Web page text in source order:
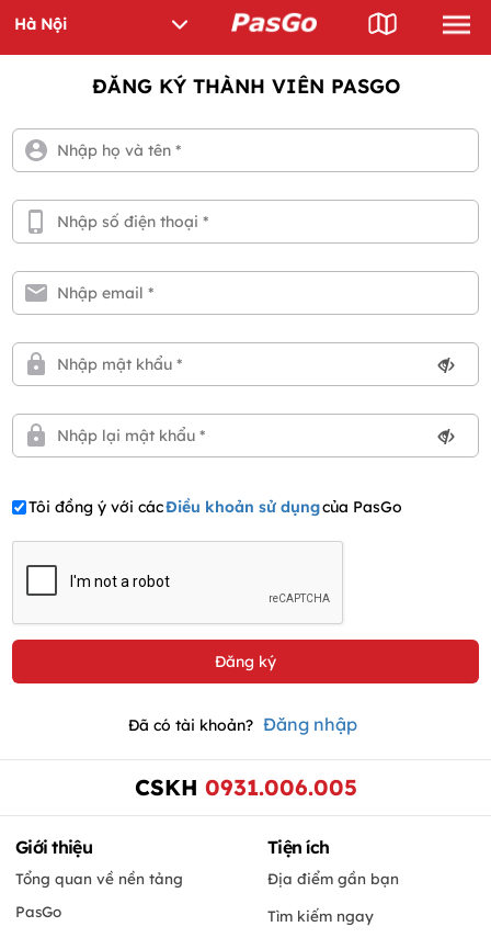
ĐĂNG KÝ THÀNH VIÊN PASGO
Tôi đồng ý với cácĐiều khoản sử dụngcủa PasGo
Đã có tài khoản? Đăng nhập
CSKH 0931.006.005
Giới thiệu
Tổng quan về nền tảng
PasGo
Tiện ích
Địa điểm gần bạn
Tìm kiếm ngay